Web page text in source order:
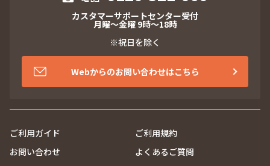
0120-521-060
カスタマーサポートセンター受付
月曜～金曜 9時～18時
※祝日を除く
ご利用ガイド
ご利用規約